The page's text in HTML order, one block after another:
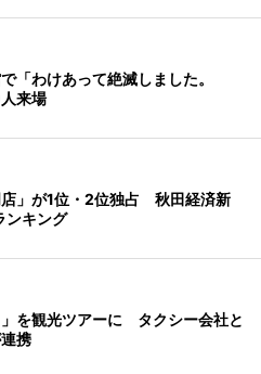
「わけあって絶滅しました。
来場
店」が1位・2位独占 秋田経済新
ンキング
」を観光ツアーに タクシー会社と
携